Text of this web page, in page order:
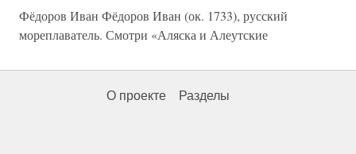
Фёдоров Иван Фёдоров Иван (ок. 1733), русский
мореплаватель. Смотри «Аляска и Алеутские
О проекте Разделы